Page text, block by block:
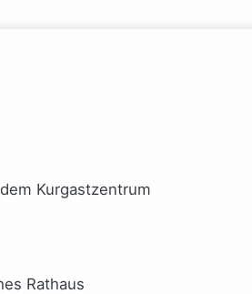
Kurgastzentrum
Rathaus